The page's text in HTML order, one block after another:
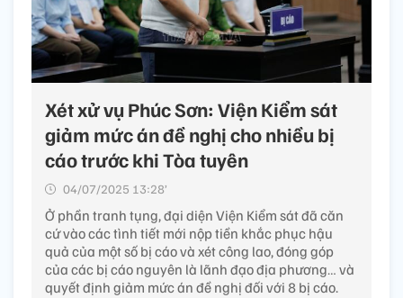
Xét xử vụ Phúc Sơn: Viện Kiểm sát
giảm mức án đề nghị cho nhiều bị
cáo trước khi Tòa tuyên
04/07/2025 13:28’
Ở phần tranh tụng, đại diện Viện Kiểm sát đã căn
cứ vào các tình tiết mới nộp tiền khắc phục hậu
quả của một số bị cáo và xét công lao, đóng góp
của các bị cáo nguyên là lãnh đạo địa phương… và
quyết định giảm mức án đề nghị đối với 8 bị cáo.